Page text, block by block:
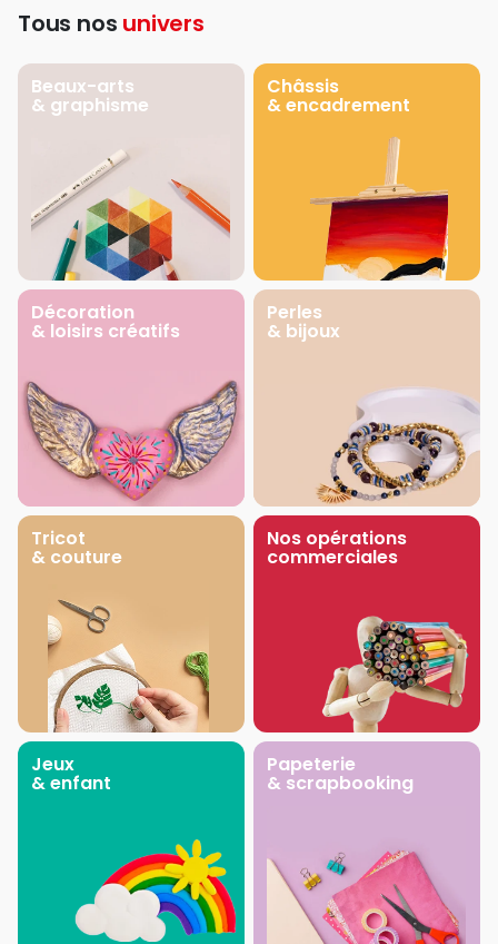
Tous nos univers
Beaux-arts
& graphisme
Châssis
& encadrement
Décoration
& loisirs créatifs
Perles
& bijoux
Tricot
& couture
Nos opérations
commerciales
Jeux
& enfant
Papeterie
& scrapbooking